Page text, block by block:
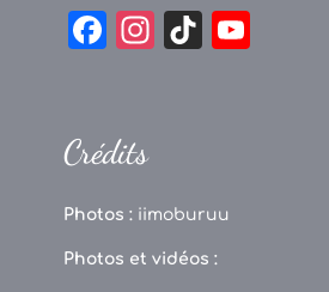
F
e
o
o
In
a
m
Ti
Crédits
Photos : iimoburuu
Photos et vidéos :